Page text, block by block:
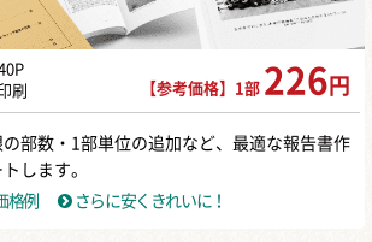
刷
【参考価格】1部 226 円
部数・1部単位の追加など、最適な報告書作
します。
格例 さらに安くきれいに！